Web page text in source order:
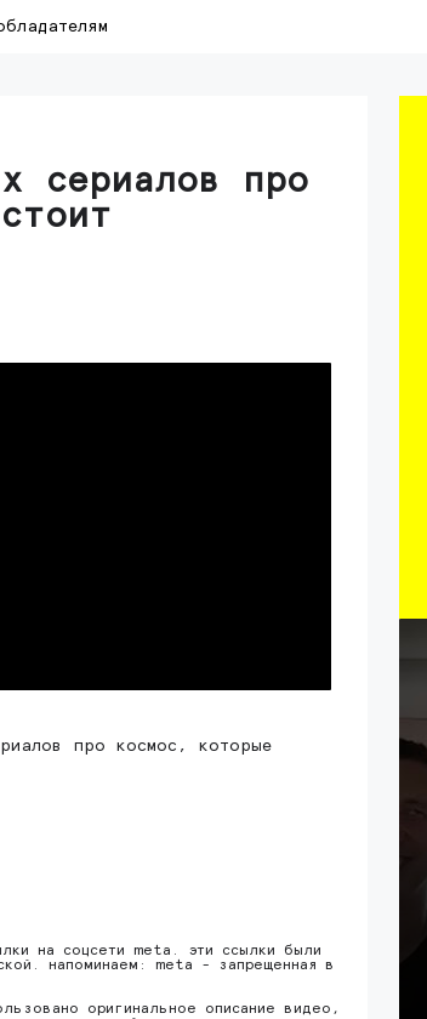
сериалов про
про космос, которые
на соцсети meta. эти ссылки были
напоминаем: meta - запрещенная в
оригинальное описание видео,